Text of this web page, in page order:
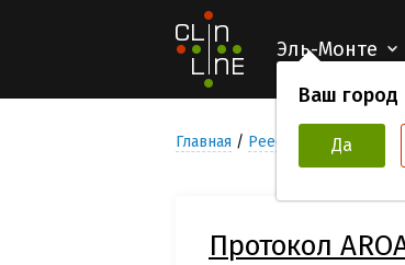
Эль-Монте
Ваш город
Да
Главная Реестр Клинических
Протокол